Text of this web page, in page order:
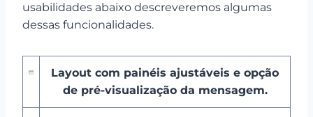
usabilidades abaixo descreveremos algumas
dessas funcionalidades.
Layout com painéis ajustáveis e opção
de pré-visualização da mensagem.